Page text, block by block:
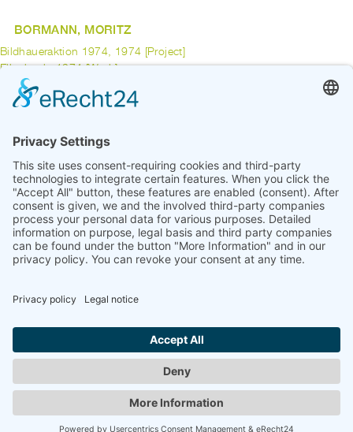
BORMANN, MORITZ
Bildhaueraktion 1974, 1974 [Project]
Ellenbank, 1974 [Work]
Ansgar-Säule, 1965
1
2
3
4
5
6
9
17
© 2008-2026 Senator für Kultur Bremen